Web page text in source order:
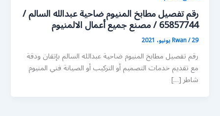
رقم تفصيل مطابخ المنيوم ضاحية عبدالله السالم /
65857744 / مصنع جميع أعمال الالمنيوم
Rwan/29 يونيو، 2021
رقم تفصيل مطابخ المنيوم ضاحية عبدالله السالم بإتقان ودقة
مع تقديم خدمات التصميم أو التركيب أو الصيانة فني المنيوم
شاطر […]